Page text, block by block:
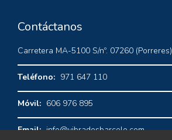
Contáctanos
Carretera MA-5100 S/nº. 07260 (Porreres)
Teléfono: 971 647 110
Móvil: 606 976 895
Email: info@vibradosbarcelo.com